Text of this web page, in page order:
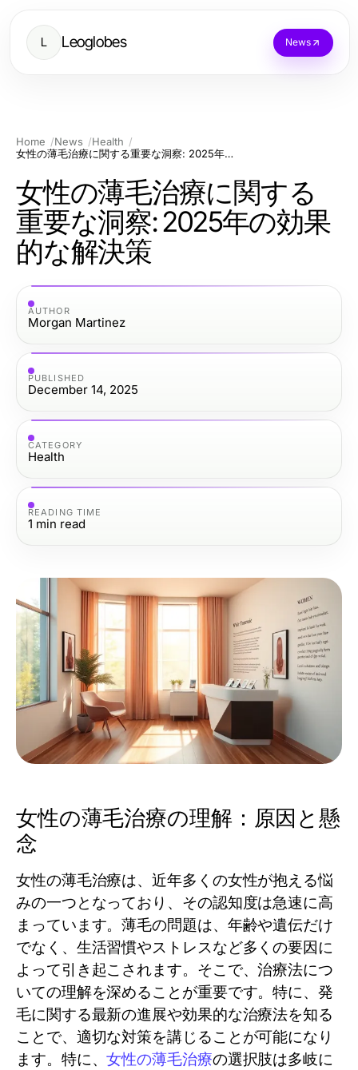
L Leoglobes News
Home News
Health
女性の薄毛治療に関する重要な洞察: 2025年の効果的な解決策
女性の薄毛治療に関する
重要な洞察: 2025年の効果
的な解決策
AUTHOR
Morgan Martinez
PUBLISHED
December 14, 2025
CATEGORY
Health
READING TIME
1 min read
女性の薄毛治療の理解：原因と懸
念
女性の薄毛治療は、近年多くの女性が抱える悩
みの一つとなっており、その認知度は急速に高
まっています。薄毛の問題は、年齢や遺伝だけ
でなく、生活習慣やストレスなど多くの要因に
よって引き起こされます。そこで、治療法につ
いての理解を深めることが重要です。特に、発
毛に関する最新の進展や効果的な治療法を知る
ことで、適切な対策を講じることが可能になり
ます。特に、女性の薄毛治療の選択肢は多岐に